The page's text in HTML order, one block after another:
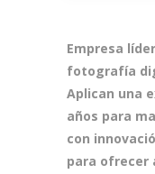
Empresa
fotografía
Aplican una
años para
con
para ofrecer